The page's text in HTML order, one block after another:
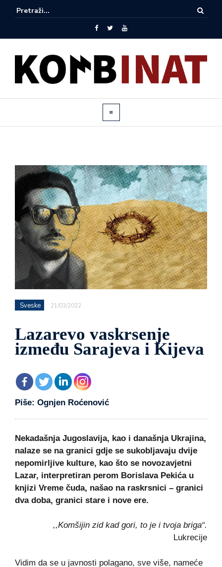
Sveske 21/03/2022
Lazarevo vaskrsenje
između Sarajeva i Kijeva
Piše: Ognjen Roćenović
Nekadašnja Jugoslavija, kao i današnja Ukrajina,
nalaze se na granici gdje se sukobljavaju dvije
nepomirljive kulture, kao što se novozavjetni
Lazar, interpretiran perom Borislava Pekića u
knjizi Vreme čuda, našao na raskrsnici – granici
dva doba, granici stare i nove ere.
,,Komšijin zid kad gori, to je i tvoja briga“.
Lukrecije
Vidim da se u javnosti polagano, sve više, nameće